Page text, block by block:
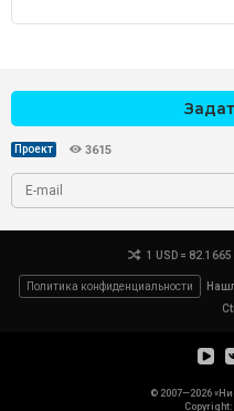
Проект 3615
1 USD =
Политика конфиденциальности
© 2007—2026